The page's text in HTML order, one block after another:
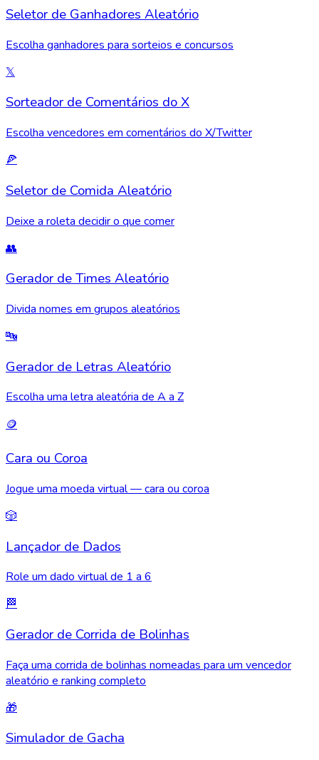
Seletor de Ganhadores Aleatório
Escolha ganhadores para sorteios e concursos
𝕏
Sorteador de Comentários do X
Escolha vencedores em comentários do X/Twitter
🍕
Seletor de Comida Aleatório
Deixe a roleta decidir o que comer
👥
Gerador de Times Aleatório
Divida nomes em grupos aleatórios
🔤
Gerador de Letras Aleatório
Escolha uma letra aleatória de A a Z
🪙
Cara ou Coroa
Jogue uma moeda virtual — cara ou coroa
🎲
Lançador de Dados
Role um dado virtual de 1 a 6
🏁
Gerador de Corrida de Bolinhas
Faça uma corrida de bolinhas nomeadas para um vencedor
aleatório e ranking completo
🎁
Simulador de Gacha